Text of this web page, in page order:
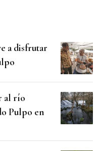
a disfrutar
al río
Pulpo en